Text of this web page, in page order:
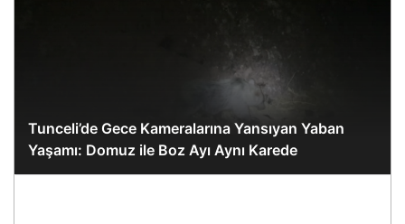
Tunceli’de Gece Kameralarına Yansıyan Yaban
Yaşamı: Domuz ile Boz Ayı Aynı Karede